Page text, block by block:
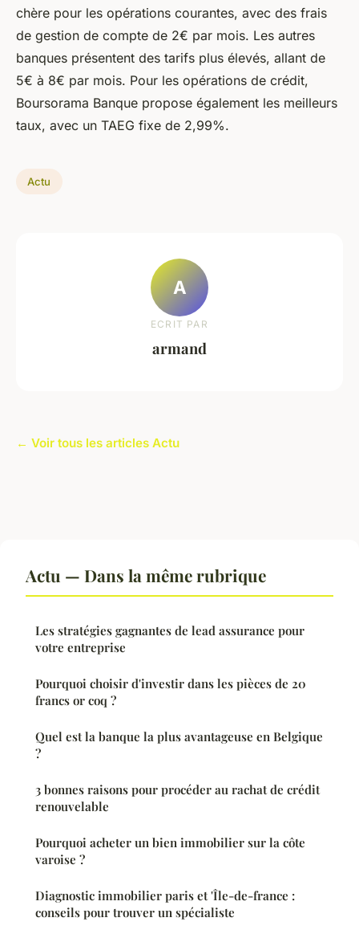
chère pour les opérations courantes, avec des frais
de gestion de compte de 2€ par mois. Les autres
banques présentent des tarifs plus élevés, allant de
5€ à 8€ par mois. Pour les opérations de crédit,
Boursorama Banque propose également les meilleurs
taux, avec un TAEG fixe de 2,99%.
Actu
A
ECRIT PAR
armand
← Voir tous les articles Actu
Actu — Dans la même rubrique
Les stratégies gagnantes de lead assurance pour
votre entreprise
Pourquoi choisir d'investir dans les pièces de 20
francs or coq ?
Quel est la banque la plus avantageuse en Belgique
?
3 bonnes raisons pour procéder au rachat de crédit
renouvelable
Pourquoi acheter un bien immobilier sur la côte
varoise ?
Diagnostic immobilier paris et 'Île-de-france :
conseils pour trouver un spécialiste